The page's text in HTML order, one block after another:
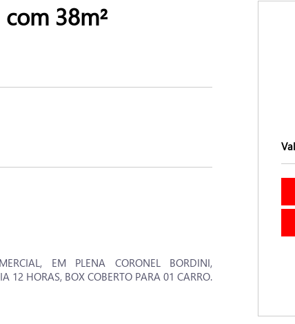
38m²
EM PLENA CORONEL BORDINI,
12 HORAS, BOX COBERTO PARA 01 CARRO.